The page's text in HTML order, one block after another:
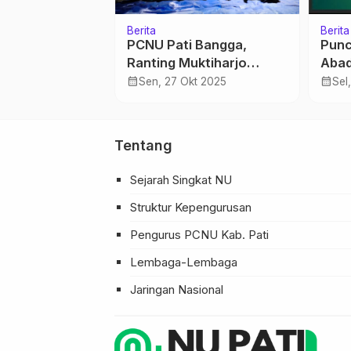
Kitab
Hadis Shokhih
calendar_monthJum, 11 Nov 2022
Berita
calendar_month
Tentang
Sejarah Singkat NU
Struktur Kepengurusan
Pengurus PCNU Kab. Pati
Lembaga-Lembaga
Jaringan Nasional